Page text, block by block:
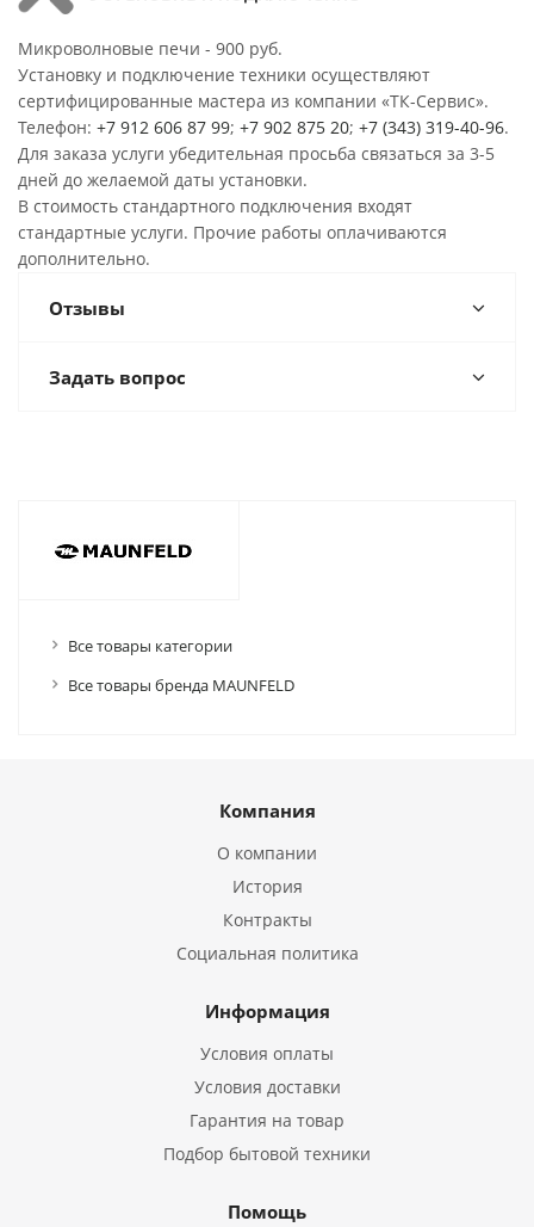
Микроволновые печи - 900 руб.
Установку и подключение техники осуществляют
сертифицированные мастера из компании «ТК-Сервис».
Телефон: +7 912 606 87 99; +7 902 875 20; +7 (343) 319-40-96.
Для заказа услуги убедительная просьба связаться за 3-5
дней до желаемой даты установки.
В стоимость стандартного подключения входят
стандартные услуги. Прочие работы оплачиваются
дополнительно.
Отзывы
Задать вопрос
Все товары категории
Все товары бренда MAUNFELD
Компания
О компании
История
Контракты
Социальная политика
Информация
Условия оплаты
Условия доставки
Гарантия на товар
Подбор бытовой техники
Помощь